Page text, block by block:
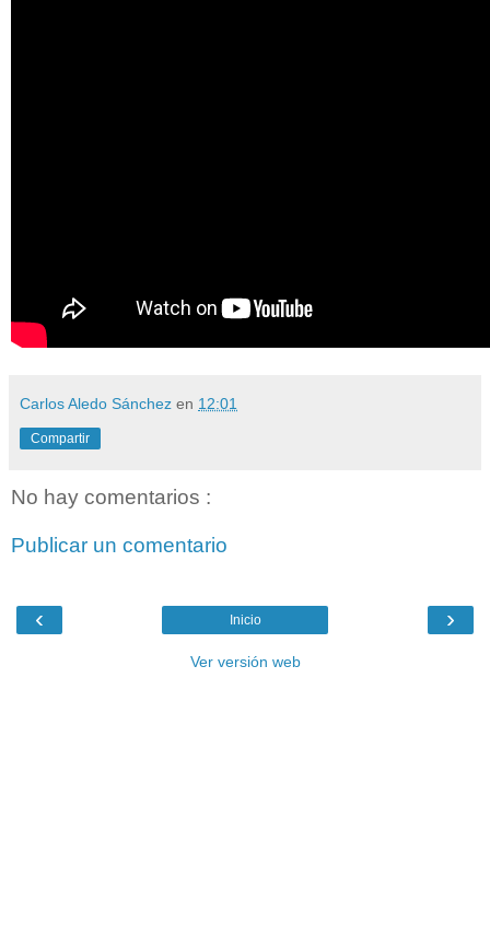
Carlos Aledo Sánchez en 12:01
Compartir
No hay comentarios :
Publicar un comentario
‹ ›
Inicio
Ver versión web